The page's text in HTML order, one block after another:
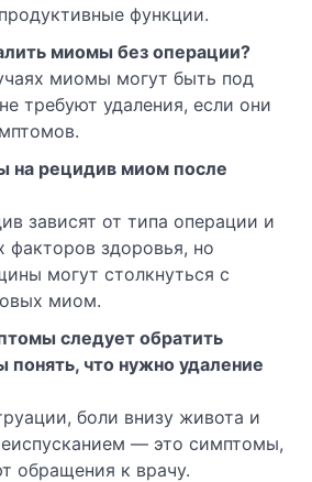
функции.
миомы без операции?
миомы могут быть под
требуют удаления, если они
на рецидив миом после
зависят от типа операции и
факторов здоровья, но
могут столкнуться с
миом.
следует обратить
понять, что нужно удаление
боли внизу живота и
— это симптомы,
обращения к врачу.